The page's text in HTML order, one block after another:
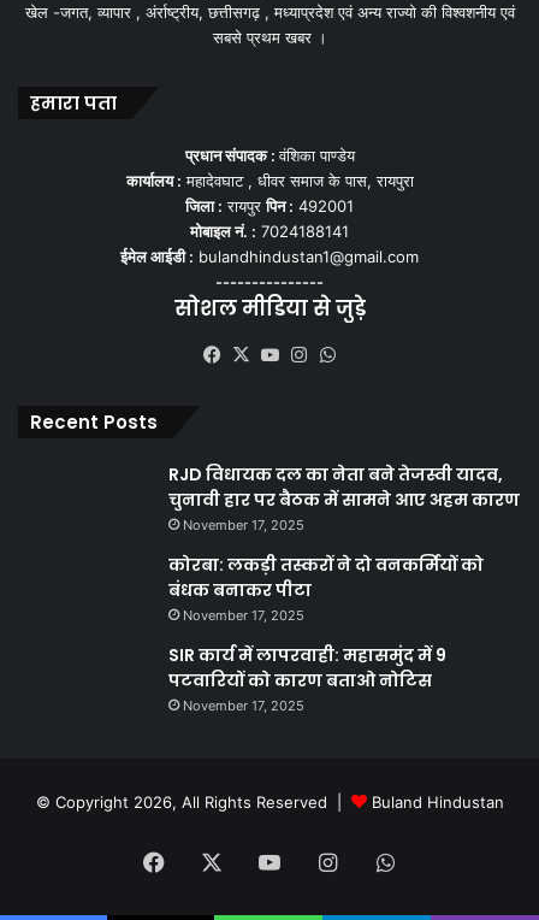
खेल -जगत, व्यापार , अंर्राष्ट्रीय, छत्तीसगढ़ , मध्याप्रदेश एवं अन्य राज्यो की विश्वशनीय एवं
सबसे प्रथम खबर ।
हमारा पता
प्रधान संपादक :वंशिका पाण्डेय
कार्यालय : महादेवघाट , धीवर समाज के पास, रायपुरा
जिला : रायपुरपिन : 492001
मोबाइल नं. : 7024188141
ईमेल आईडी : bulandhindustan1@gmail.com
---------------
सोशल मीडिया से जुड़े
Facebook
X YouTubeInstagram
Recent Posts
RJD विधायक दल का नेता बने तेजस्वी यादव,
चुनावी हार पर बैठक में सामने आए अहम कारण
November 17, 2025
कोरबा: लकड़ी तस्करों ने दो वनकर्मियों को
बंधक बनाकर पीटा
November 17, 2025
SIR कार्य में लापरवाही: महासमुंद में 9
पटवारियों को कारण बताओ नोटिस
November 17, 2025
© Copyright 2026, All Rights Reserved | Buland Hindustan
Facebook YouTubeInstagramWhatsApp